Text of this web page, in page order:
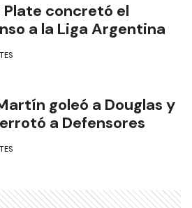
Plate concretó el
a la Liga Argentina
goleó a Douglas y
a Defensores